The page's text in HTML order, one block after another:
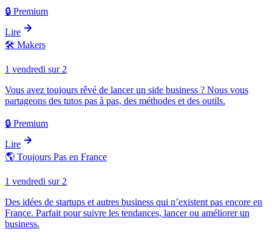
🔒 Premium
Lire
🛠️ Makers
1 vendredi sur 2
Vous avez toujours rêvé de lancer un side business ? Nous vous
partageons des tutos pas à pas, des méthodes et des outils.
🔒 Premium
Lire
🌎 Toujours Pas en France
1 vendredi sur 2
Des idées de startups et autres business qui n’existent pas encore en
France. Parfait pour suivre les tendances, lancer ou améliorer un
business.